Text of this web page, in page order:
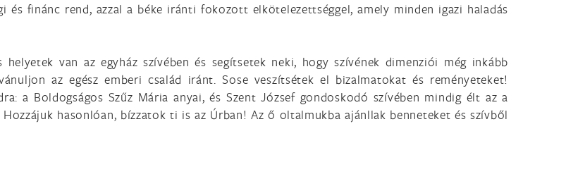
és finánc rend, azzal a béke iránti fokozott elkötelezettséggel, amely minden igazi haladás
van az egyház szívében és segítsetek neki, hogy szívének dimenziói még inkább
az egész emberi család iránt. Sose veszítsétek el bizalmatokat és reményeteket!
a Boldogságos Szűz Mária anyai, és Szent József gondoskodó szívében mindig élt az a
hasonlóan, bízzatok ti is az Úrban! Az ő oltalmukba ajánllak benneteket és szívből